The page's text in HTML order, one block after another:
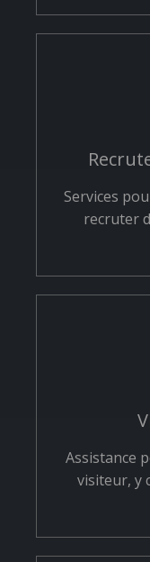
Services
recruter
Assistance
visiteur, y